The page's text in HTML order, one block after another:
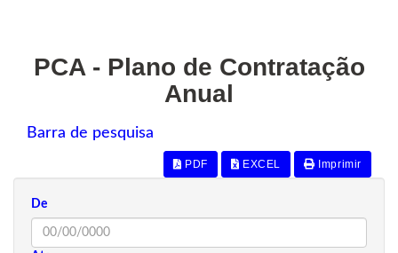
PCA - Plano de Contratação
Anual
Barra de pesquisa
PDF EXCEL Imprimir
De